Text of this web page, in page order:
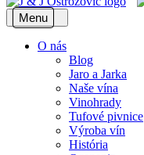
Menu
O nás
Blog
Jaro a Jarka
Naše vína
Vinohrady
Tufové pivnice
Výroba vín
História